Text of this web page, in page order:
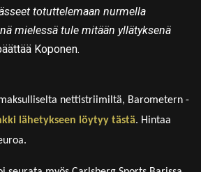
totuttelemaan nurmella
mielessä tule mitään yllätyksenä
Koponen.
nettistriimiltä, Barometern -
lähetykseen löytyy tästä. Hintaa